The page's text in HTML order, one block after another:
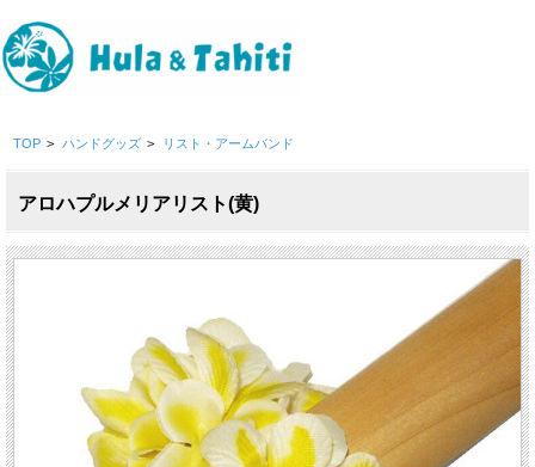
TOP > ハンドグッズ > リスト・アームバンド
アロハプルメリアリスト(黄)